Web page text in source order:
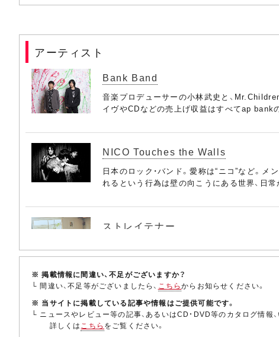
(6) 手をたたけ
(8) トランスフォーマー
(9) 赤橙
(10) everybody feels the same
(12) 最後のニュース
(13) Tomorrow never knows
(15) Image
(16) シーソーゲーム～勇敢な恋の歌～
(17) to U
[Disc 3] ap bank fes'12 Fund for Japan
(1) Bank Band／-Documentary-
出演：JUJU
* 永遠に
出演：ゴスペラーズ
* and I love you
出演：KAN
* おんがく〓MUSIC
出演：Def Tech
アーティスト
Bank Band
音楽プロデューサーの小林武史と、
イヴやCDなどの売上げ収益はすべてap
NICO Touches the Walls
日本のロック・バンド。愛称は“ニコ”など。メ
れるという行為は壁の向こうにある世界、日
ストレイテナー
日本のロック・バンド。愛称は“テナー”。メン
い、2003年にシングル「TRAVELLING
Mr.Children
日本のロック・バンド。メンバーは桜井和寿（
年のシングル「CROSS ROAD」でブレイク。
※ 掲載情報に間違い、不足がございますか？
└ 間違い、不足等がございましたら、 こちらからお知らせください。
※ 当サイトに掲載している記事や情報はご提供可能です。
└ ニュースやレビュー等の記事、あるいはCD・DVD等のカタログ情報
詳しくはこちら をご覧ください。